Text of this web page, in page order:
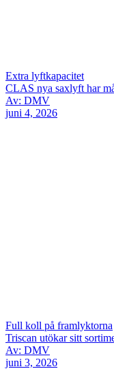
Extra lyftkapacitet
CLAS nya saxlyft har
Av: DMV
juni 4, 2026
Full koll på framlyktorna
Triscan utökar sitt
Av: DMV
juni 3, 2026